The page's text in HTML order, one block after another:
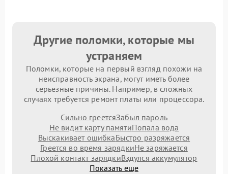
Другие поломки, которые мы
устраняем
Поломки, которые на первый взгляд похожи на
неисправность экрана, могут иметь более
серьезные причины. Например, в сложных
случаях требуется ремонт платы или процессора.
Сильно греетсяЗабыл пароль
Не видит карту памятиПопала вода
Выскакивает ошибкаБыстро разряжается
Греется во время зарядкиНе заряжается
Плохой контакт зарядкиВздулся аккумулятор
Показать еще